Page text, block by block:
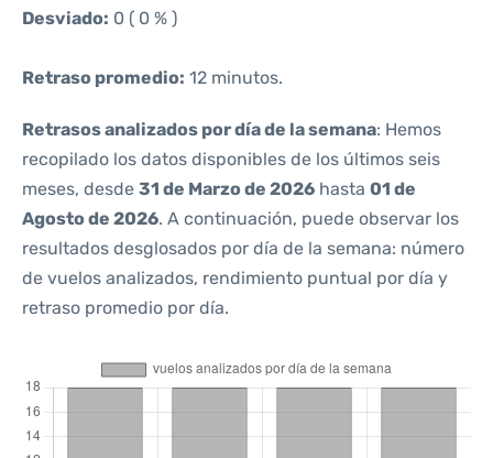
Desviado: 0 ( 0 % )
Retraso promedio: 12 minutos.
Retrasos analizados por día de la semana: Hemos
recopilado los datos disponibles de los últimos seis
meses, desde 31 de Marzo de 2026 hasta 01 de
Agosto de 2026. A continuación, puede observar los
resultados desglosados por día de la semana: número
de vuelos analizados, rendimiento puntual por día y
retraso promedio por día.